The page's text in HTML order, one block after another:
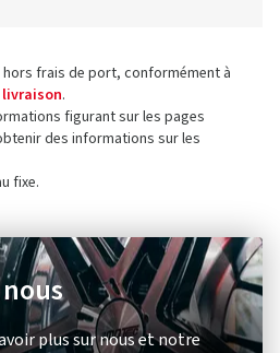
hors frais de port, conformément à
.
figurant sur les pages
des informations sur les
fixe.
plus sur nous et notre